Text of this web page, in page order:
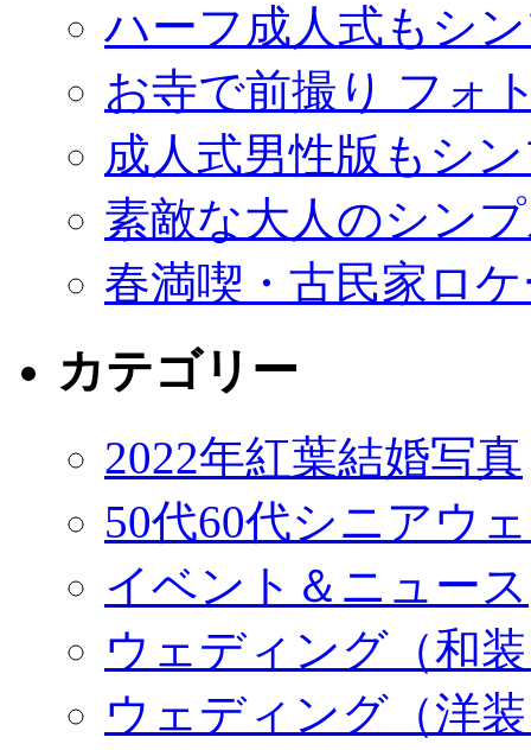
ハーフ成人式もシ
お寺で前撮り フォ
成人式男性版もシ
素敵な大人のシン
春満喫・古民家ロ
カテゴリー
2022年紅葉結婚写真
50代60代シニアウ
イベント＆ニュース
ウェディング（和
ウェディング（洋